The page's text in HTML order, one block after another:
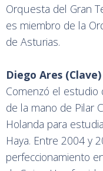
Orquesta del Gran
es miembro de la
de Asturias.
Diego Ares (Clave)
Comenzó el estudio
de la mano de Pilar
Holanda para
Haya. Entre 2004 y
perfeccionamiento